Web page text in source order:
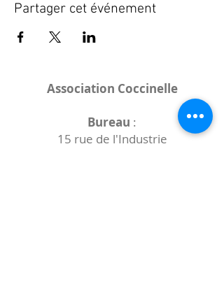
Partager cet événement
Association Coccinelle
Bureau :
15 rue de l'Industrie